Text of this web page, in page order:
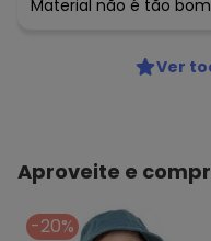
Material não é tão
Ver
Aproveite e
-20%